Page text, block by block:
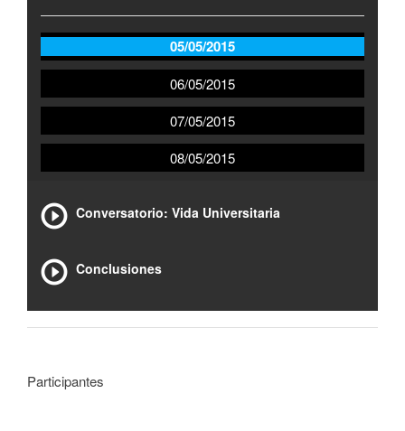
05/05/2015
06/05/2015
07/05/2015
08/05/2015
Conversatorio: Vida Universitaria
Conclusiones
Participantes